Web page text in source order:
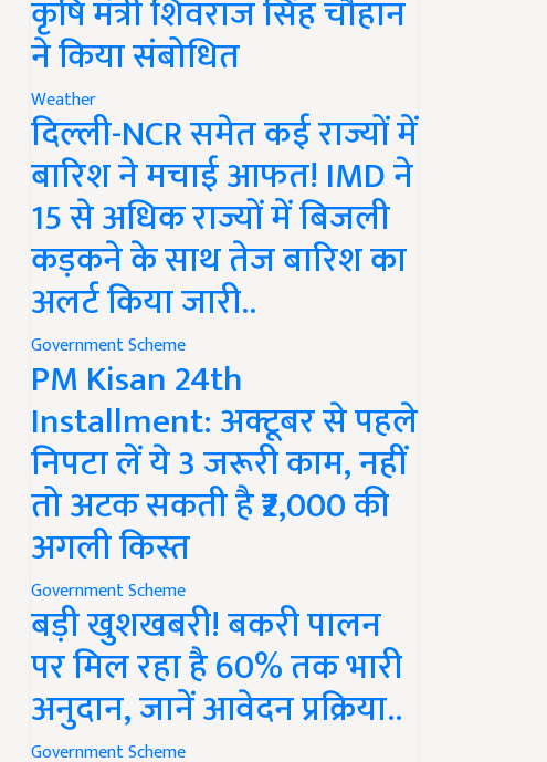
कृषि मंत्री शिवराज सिंह चौहान
ने किया संबोधित
Weather
दिल्ली-NCR समेत कई राज्यों में
बारिश ने मचाई आफत! IMD ने
15 से अधिक राज्यों में बिजली
कड़कने के साथ तेज बारिश का
अलर्ट किया जारी..
Government Scheme
PM Kisan 24th
Installment: अक्टूबर से पहले
निपटा लें ये 3 जरूरी काम, नहीं
तो अटक सकती है ₹2,000 की
अगली किस्त
Government Scheme
बड़ी खुशखबरी! बकरी पालन
पर मिल रहा है 60% तक भारी
अनुदान, जानें आवेदन प्रक्रिया..
Government Scheme